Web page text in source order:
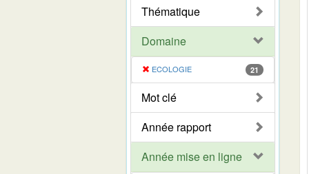
Thématique
Domaine
ECOLOGIE 21
Mot clé
Année rapport
Année mise en ligne